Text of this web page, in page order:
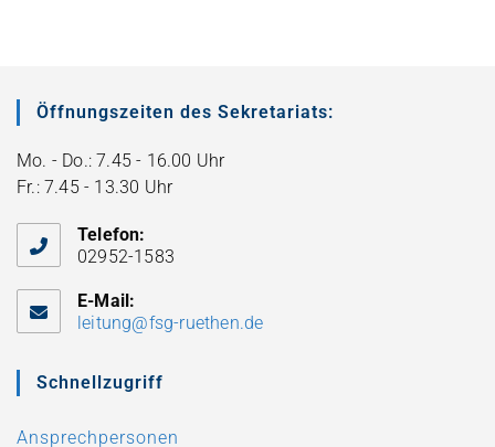
Öffnungszeiten des Sekretariats:
Mo. - Do.: 7.45 - 16.00 Uhr
Fr.: 7.45 - 13.30 Uhr
Telefon:
02952-1583
E-Mail:
leitung@fsg-ruethen.de
Schnellzugriff
Ansprechpersonen